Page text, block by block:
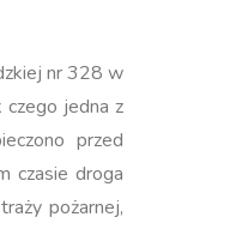
nr 328 w
czego jedna z
przed
czasie droga
pożarnej,